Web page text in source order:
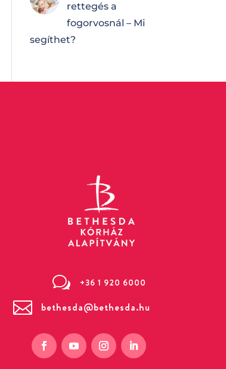
rettegés a
fogorvosnál – Mi
segíthet?
w +36 1 920 6000
 bethesda@bethesda.hu